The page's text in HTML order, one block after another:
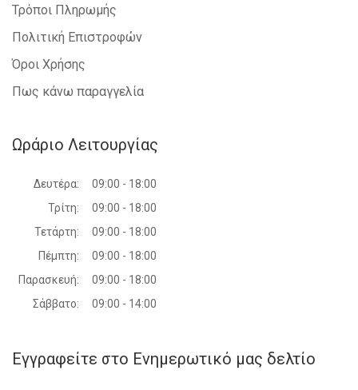
Τρόποι Πληρωμής
Πολιτική Επιστροφών
Όροι Χρήσης
Πως κάνω παραγγελία
Ωράριο Λειτουργίας
Δευτέρα:
09:00 - 18:00
Τρίτη:
09:00 - 18:00
Τετάρτη:
09:00 - 18:00
Πέμπτη:
09:00 - 18:00
Παρασκευή:
09:00 - 18:00
Σάββατο:
09:00 - 14:00
Εγγραφείτε στο Ενημερωτικό μας δελτίο